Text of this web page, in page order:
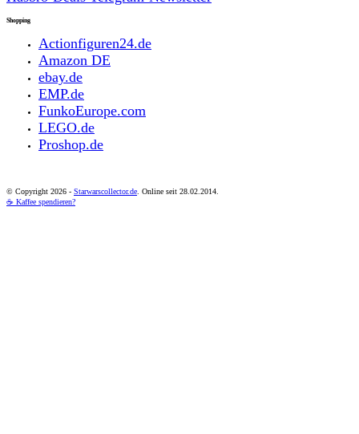
Shopping
Actionfiguren24.de
Amazon DE
ebay.de
EMP.de
FunkoEurope.com
LEGO.de
Proshop.de
© Copyright 2026 - Starwarscollector.de . Online seit 28.02.2014.
☕ Kaffee spendieren?